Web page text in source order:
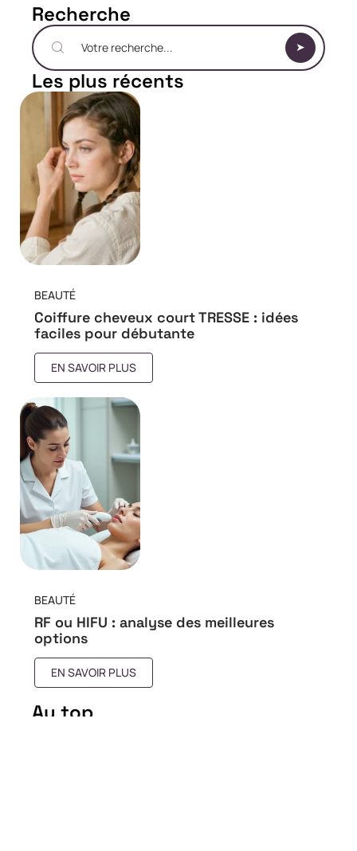
Recherche
Les plus récents
BEAUTÉ
Coiffure cheveux court TRESSE : idées
faciles pour débutante
EN SAVOIR PLUS
BEAUTÉ
RF ou HIFU : analyse des meilleures
options
EN SAVOIR PLUS
Au top